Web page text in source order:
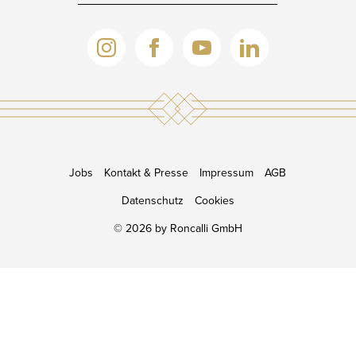
TICKETS
Jobs Kontakt & Presse Impressum
AGB
Datenschutz
Cookies
© 2026 by Roncalli GmbH